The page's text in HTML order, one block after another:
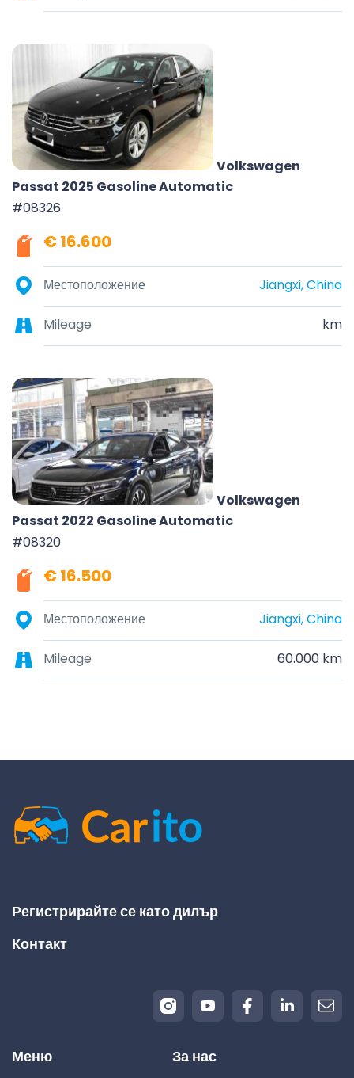
Volkswagen
Passat 2025 Gasoline Automatic
#08326
€ 16.600
Местоположение Jiangxi, China
Mileage km
Volkswagen
Passat 2022 Gasoline Automatic
#08320
€ 16.500
Местоположение Jiangxi, China
Mileage 60.000 km
Регистрирайте се като дилър
Контакт
Меню За нас